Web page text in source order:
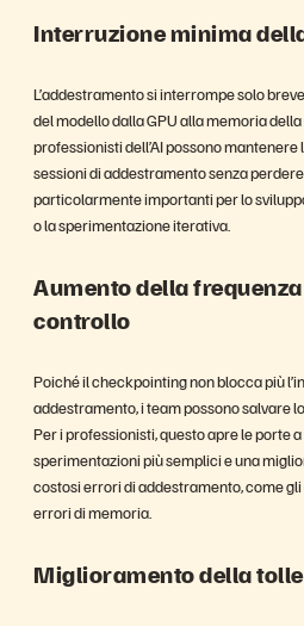
Interruzione minima
L’addestramento si interrompe solo
del modello dalla GPU alla memoria
professionisti dell’AI possono
sessioni di addestramento senza
particolarmente importanti per lo
o la sperimentazione iterativa.
Aumento della
controllo
Poiché il checkpointing non blocca più
addestramento, i team possono salvare
Per i professionisti, questo apre le porte
sperimentazioni più semplici e una
costosi errori di addestramento, come
errori di memoria.
Miglioramento della